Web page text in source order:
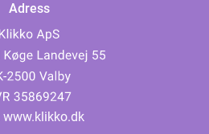
Adress
www.klikko.dk